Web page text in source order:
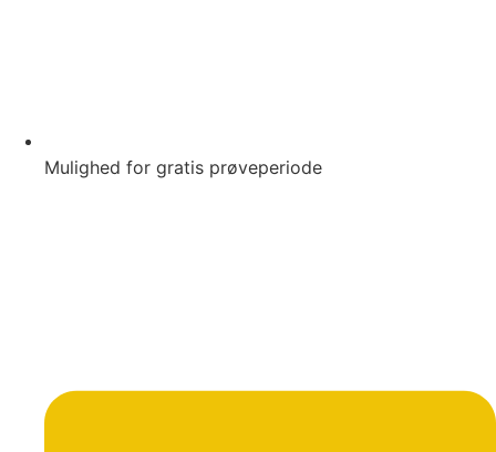
Mulighed for gratis prøveperiode